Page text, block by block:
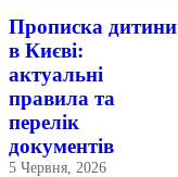
Прописка дитини
в Києві:
актуальні
правила та
перелік
документів
5 Червня, 2026